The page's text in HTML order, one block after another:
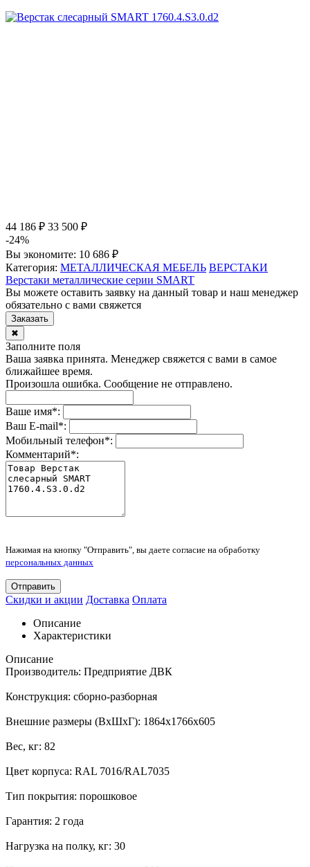
44 186 ₽ 33 500 ₽
-24%
Вы экономите: 10 686 ₽
Категория: МЕТАЛЛИЧЕСКАЯ МЕБЕЛЬ ВЕРСТАКИ
Верстаки металлические серии SMART
Вы можете оставить заявку на данный товар и наш менеджер
обязательно с вами свяжется
Заказать
✖
Заполните поля
Ваша заявка принята. Менеджер свяжется с вами в самое
ближайшее время.
Произошла ошибка. Сообщение не отправлено.
Ваше имя*:
Ваш E-mail*:
Мобильный телефон*:
Комментарий*:
Нажимая на кнопку "Отправить", вы даете согласие на обработку
персональных данных
Отправить
Скидки и акции Доставка Оплата
Описание
Характеристики
Описание
Производитель: Предприятие ДВК
Конструкция: сборно-разборная
Внешние размеры (ВхШхГ): 1864x1766x605
Вес, кг: 82
Цвет корпуса: RAL 7016/RAL7035
Тип покрытия: порошковое
Гарантия: 2 года
Нагрузка на полку, кг: 30